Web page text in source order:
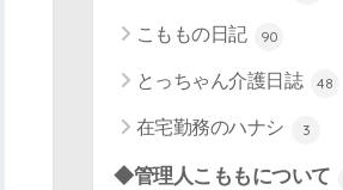
こももの日記 90
とっちゃん介護日誌 48
在宅勤務のハナシ 3
◆管理人こももについて